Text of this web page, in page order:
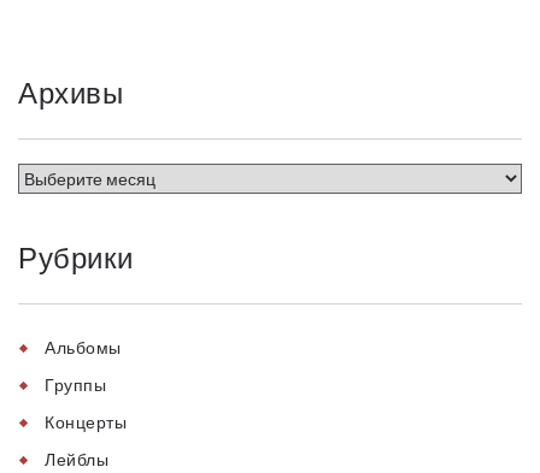
Архивы
Рубрики
Альбомы
Группы
Концерты
Лейблы